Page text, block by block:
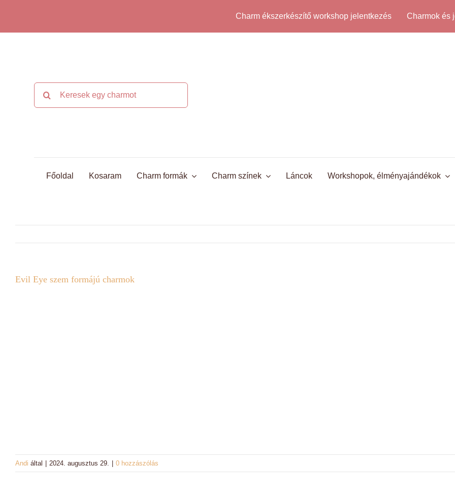
Charm ékszerkészítő workshop jelentkezés Charmok és
Keresés...
Főoldal Kosaram Charm formák Charm színek Láncok Workshopok, élményajándékok
Evil Eye szem formájú charmok
Andi által 2024. augusztus 29. 0 hozzászólás